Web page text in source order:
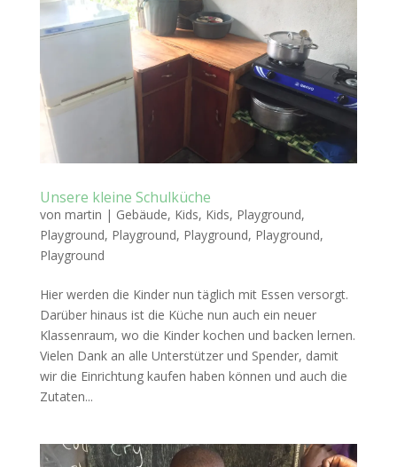
Unsere kleine Schulküche
von martin | Gebäude, Kids, Kids, Playground,
Playground, Playground, Playground, Playground,
Playground
Hier werden die Kinder nun täglich mit Essen versorgt.
Darüber hinaus ist die Küche nun auch ein neuer
Klassenraum, wo die Kinder kochen und backen lernen.
Vielen Dank an alle Unterstützer und Spender, damit
wir die Einrichtung kaufen haben können und auch die
Zutaten...